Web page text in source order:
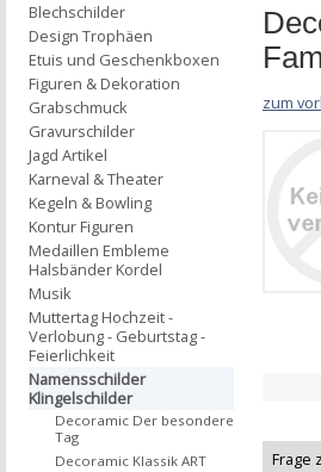
zum
Frage
Blechschilder
Design Trophäen
Etuis und Geschenkboxen
Figuren & Dekoration
Grabschmuck
Gravurschilder
Jagd Artikel
Karneval & Theater
Kegeln & Bowling
Kontur Figuren
Medaillen Embleme
Halsbänder Kordel
Musik
Muttertag Hochzeit -
Verlobung - Geburtstag -
Feierlichkeit
Namensschilder
Klingelschilder
Decoramic Der besondere
Tag
Decoramic Klassik ART